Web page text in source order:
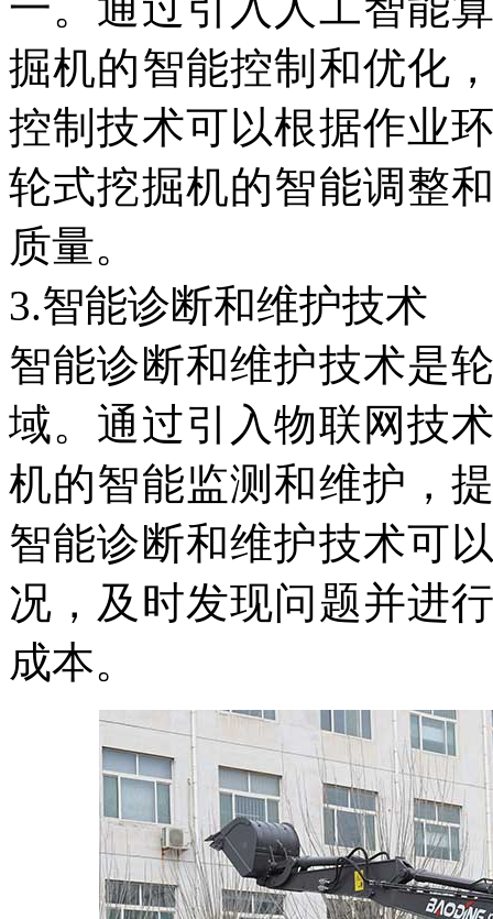
掘机的智能控制和优化
控制技术可以根据作业
轮式挖掘机的智能调整
质量。
3.智能诊断和维护技术
智能诊断和维护技术是
域。通过引入物联网技
机的智能监测和维护，
智能诊断和维护技术可
况，及时发现问题并进
成本。